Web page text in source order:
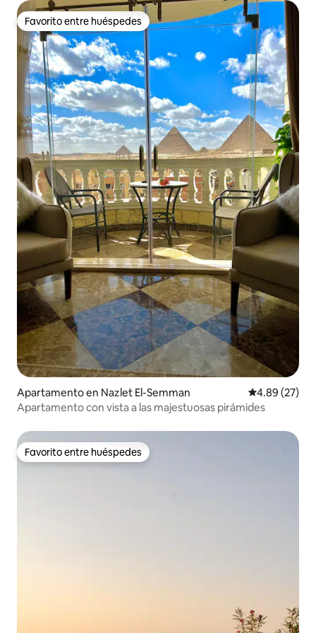
Favorito entre huéspedes
Favorito entre huéspedes
Apartamento en Nazlet El-Semman Calificación
4.89 (27)
Apartamento con vista a las majestuosas pirámides
Favorito entre huéspedes
Favorito entre huéspedes